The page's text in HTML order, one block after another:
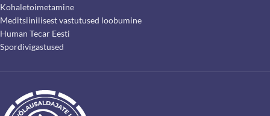
Kohaletoimetamine
Meditsiinilisest vastutused loobumine
Human Tecar Eesti
Spordivigastused